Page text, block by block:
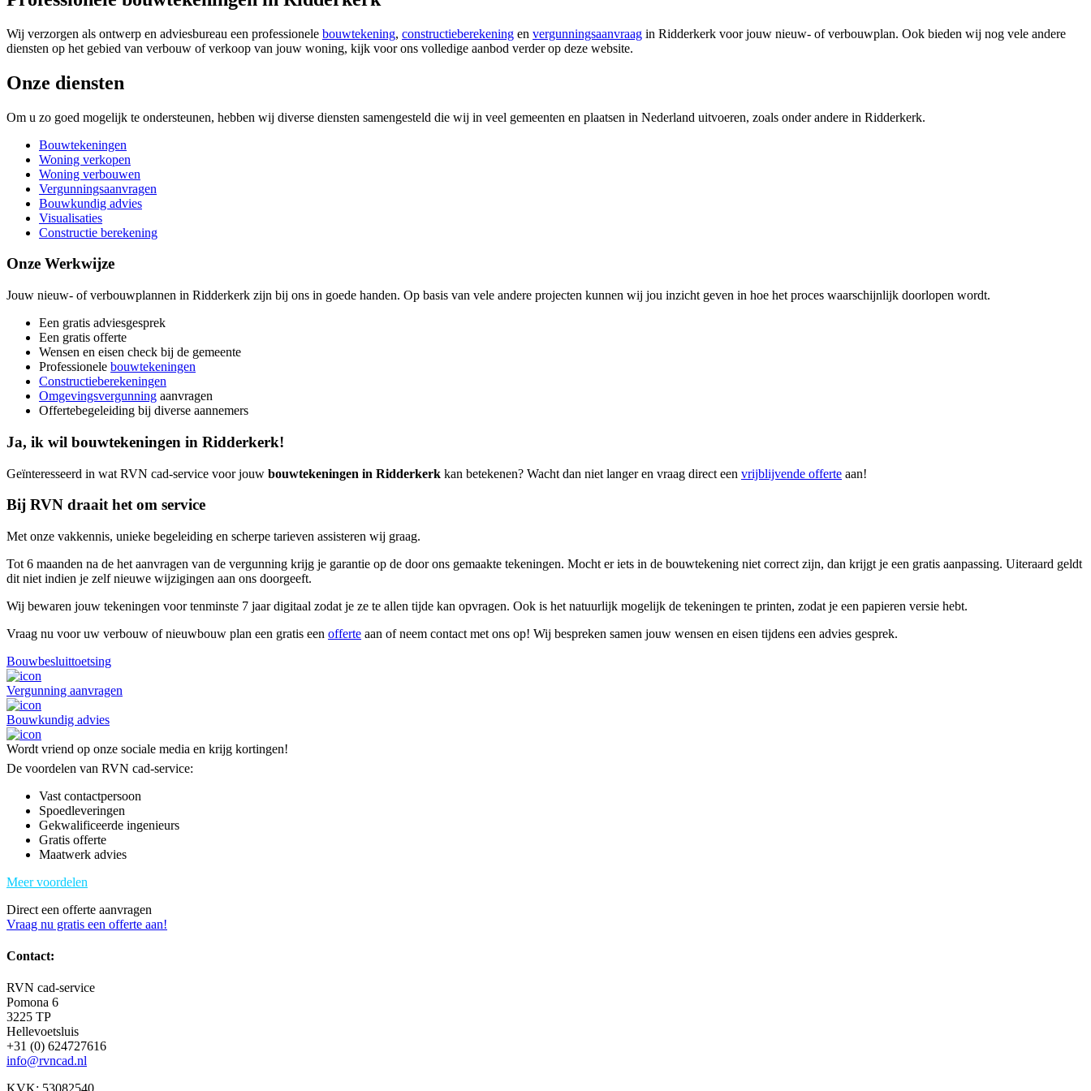
Wij verzorgen als ontwerp en adviesbureau een professionele bouwtekening, constructieberekening en vergunningsaanvraag in Ridderkerk voor jouw nieuw- of verbouwplan. Ook bieden wij nog vele andere
diensten op het gebied van verbouw of verkoop van jouw woning, kijk voor ons volledige aanbod verder op deze website.
Onze diensten
Om u zo goed mogelijk te ondersteunen, hebben wij diverse diensten samengesteld die wij in veel gemeenten en plaatsen in Nederland uitvoeren, zoals onder andere in Ridderkerk.
Bouwtekeningen
Woning verkopen
Woning verbouwen
Vergunningsaanvragen
Bouwkundig advies
Visualisaties
Constructie berekening
Onze Werkwijze
Jouw nieuw- of verbouwplannen in Ridderkerk zijn bij ons in goede handen. Op basis van vele andere projecten kunnen wij jou inzicht geven in hoe het proces waarschijnlijk doorlopen wordt.
Een gratis adviesgesprek
Een gratis offerte
Wensen en eisen check bij de gemeente
Professionele bouwtekeningen
Constructieberekeningen
Omgevingsvergunning aanvragen
Offertebegeleiding bij diverse aannemers
Ja, ik wil bouwtekeningen in Ridderkerk!
Geïnteresseerd in wat RVN cad-service voor jouw bouwtekeningen in Ridderkerk kan betekenen? Wacht dan niet langer en vraag direct een vrijblijvende offerte aan!
Bij RVN draait het om service
Met onze vakkennis, unieke begeleiding en scherpe tarieven assisteren wij graag.
Tot 6 maanden na de het aanvragen van de vergunning krijg je garantie op de door ons gemaakte tekeningen. Mocht er iets in de bouwtekening niet correct zijn, dan krijgt je een gratis aanpassing. Uiteraard geldt
dit niet indien je zelf nieuwe wijzigingen aan ons doorgeeft.
Wij bewaren jouw tekeningen voor tenminste 7 jaar digitaal zodat je ze te allen tijde kan opvragen. Ook is het natuurlijk mogelijk de tekeningen te printen, zodat je een papieren versie hebt.
Vraag nu voor uw verbouw of nieuwbouw plan een gratis een offerte aan of neem contact met ons op! Wij bespreken samen jouw wensen en eisen tijdens een advies gesprek.
Bouwbesluittoetsing
Vergunning aanvragen
Bouwkundig advies
Wordt vriend op onze sociale media en krijg kortingen!
De voordelen van RVN cad-service:
Vast contactpersoon
Spoedleveringen
Gekwalificeerde ingenieurs
Gratis offerte
Maatwerk advies
Meer voordelen
Direct een offerte aanvragen
Vraag nu gratis een offerte aan!
Contact:
RVN cad-service
Pomona 6
3225 TP
Hellevoetsluis
+31 (0) 624727616
info@rvncad.nl